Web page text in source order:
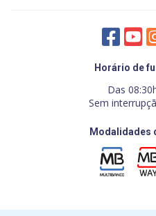
Horário de
Das
Sem
Modalidades